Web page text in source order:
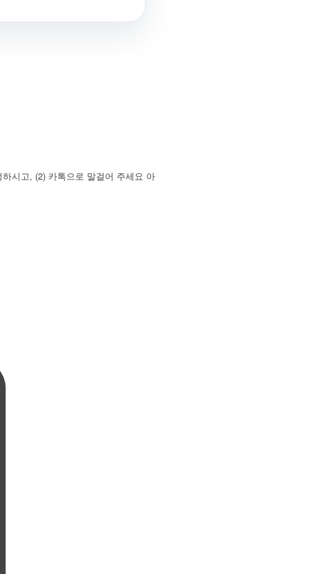
시고, (2) 카톡으로 말걸어 주세요 아